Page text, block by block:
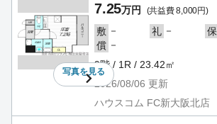
写真を見る
7.25万円 (共益費 8,000円)
敷 － 礼 － 保
償 －
9階 / 1R / 23.42㎡
2026/08/06 更新
ハウスコム FC新大阪北店